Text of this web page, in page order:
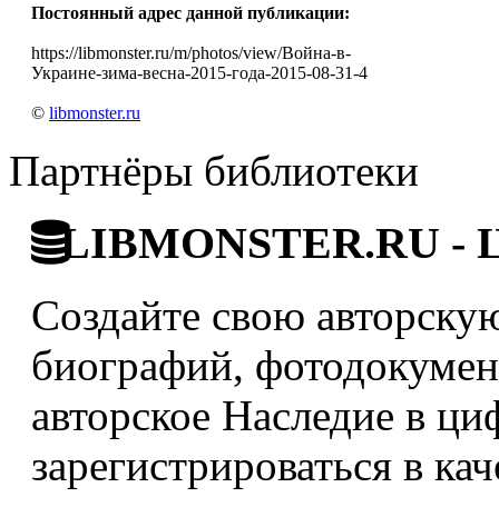
Постоянный адрес данной публикации:
https://libmonster.ru/m/photos/view/Война-в-
Украине-зима-весна-2015-года-2015-08-31-4
© libmonster.ru
Партнёры библиотеки
LIBMONSTER.RU -
Создайте свою
биографий,
авторское Наследие в
зарегистрироваться в